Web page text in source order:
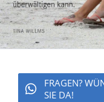
FRAGEN?
SIE DA!